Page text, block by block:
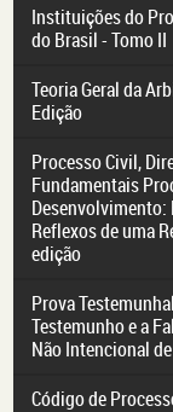
Instituições do
do Brasil - Tomo II
Teoria Geral da
Edição
Processo Civil,
Fundamentais
Desenvolvimento:
Reflexos de uma
edição
Prova
Testemunho e a
Não Intencional
Código de